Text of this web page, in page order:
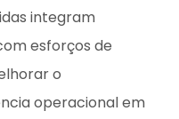
integram
esforços de
o
operacional em